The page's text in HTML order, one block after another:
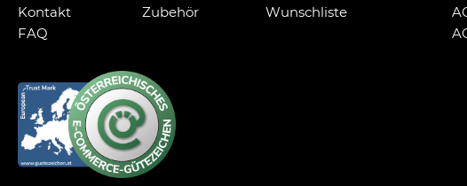
Kontakt
FAQ
Zubehör
Wunschliste